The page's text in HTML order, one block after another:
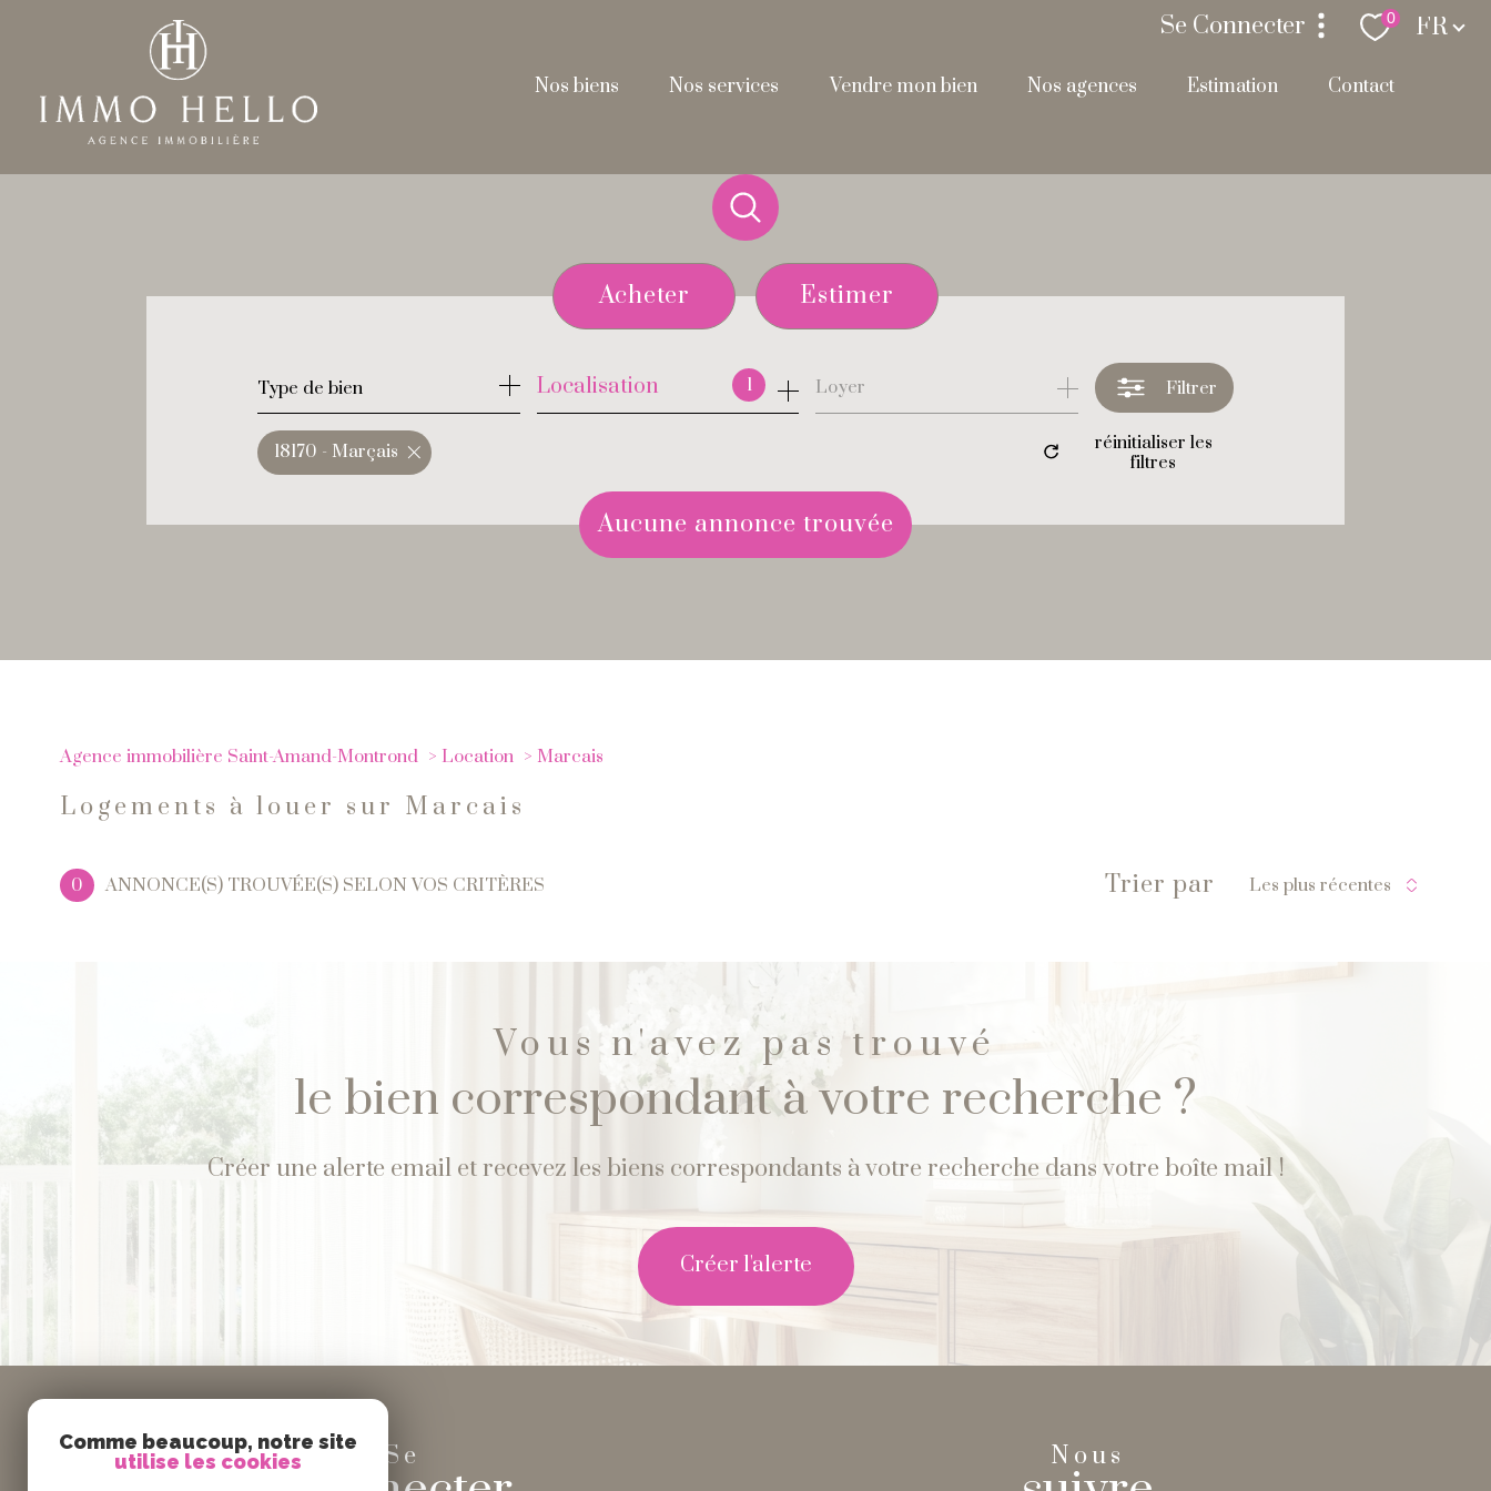
Se Connecter 0 Langue
FR
nos biens nos services vendre mon bien nos agences estimation contact
Acheter
de l'ancien
de l'immo pro
Estimer
Type de bien 1
Localisation Loyer Filtrer
aucune annonce trouvée
18170 - Marçais
réinitialiser les
filtres
Agence immobilière Saint-Amand-Montrond Location Marcais
Logements à louer sur Marcais
0 ANNONCE(S) TROUVÉE(S) SELON VOS CRITÈRES Trier par Les plus récentes
Vous n'avez pas trouvé
le bien correspondant à votre recherche ?
Créer une alerte email et recevez les biens correspondants à votre recherche dans votre boîte mail !
créer l'alerte
Se Nous
Comme beaucoup, notre site
utilise les cookies